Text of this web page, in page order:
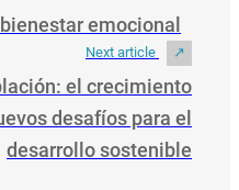
emocional
Next article
el crecimiento
desafíos para el
desarrollo sostenible